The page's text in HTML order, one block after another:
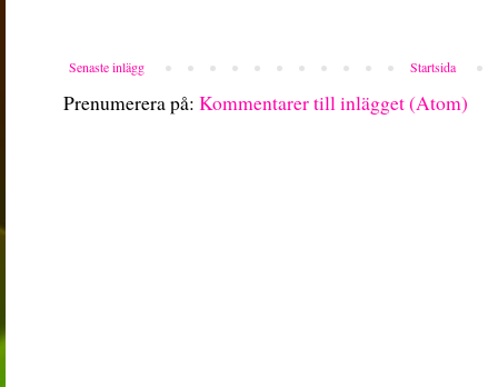
Senaste inlägg Startsida
Prenumerera på: Kommentarer till inlägget (Atom)